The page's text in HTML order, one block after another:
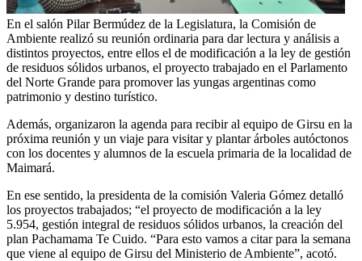
En el salón Pilar Bermúdez de la Legislatura, la Comisión de
Ambiente realizó su reunión ordinaria para dar lectura y análisis a
distintos proyectos, entre ellos el de modificación a la ley de gestión
de residuos sólidos urbanos, el proyecto trabajado en el Parlamento
del Norte Grande para promover las yungas argentinas como
patrimonio y destino turístico.
Además, organizaron la agenda para recibir al equipo de Girsu en la
próxima reunión y un viaje para visitar y plantar árboles autóctonos
con los docentes y alumnos de la escuela primaria de la localidad de
Maimará.
En ese sentido, la presidenta de la comisión Valeria Gómez detalló
los proyectos trabajados; “el proyecto de modificación a la ley
5.954, gestión integral de residuos sólidos urbanos, la creación del
plan Pachamama Te Cuido. “Para esto vamos a citar para la semana
que viene al equipo de Girsu del Ministerio de Ambiente”, acotó.